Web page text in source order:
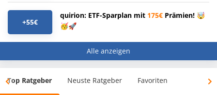
+55€
quirion: ETF-Sparplan mit 175€ Prämien! 🤯
🥳🚀
Alle anzeigen
Top Ratgeber Neuste Ratgeber Favoriten